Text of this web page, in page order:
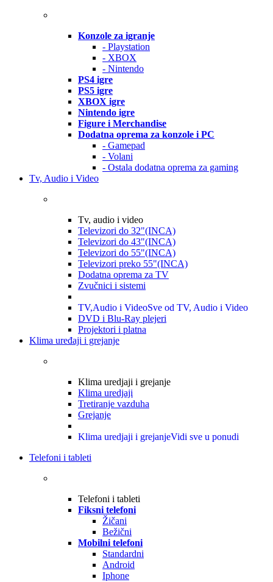
Konzole za igranje
- Playstation
- XBOX
- Nintendo
PS4 igre
PS5 igre
XBOX igre
Nintendo igre
Figure i Merchandise
Dodatna oprema za konzole i PC
- Gamepad
- Volani
- Ostala dodatna oprema za gaming
Tv, Audio i Video
Tv, audio i video
Televizori do 32"(INCA)
Televizori do 43"(INCA)
Televizori do 55"(INCA)
Televizori preko 55"(INCA)
Dodatna oprema za TV
Zvučnici i sistemi
TV,Audio i VideoSve od TV, Audio i Video
DVD i Blu-Ray plejeri
Projektori i platna
Klima uređaji i grejanje
Klima uredjaji i grejanje
Klima uredjaji
Tretiranje vazduha
Grejanje
Klima uredjaji i grejanjeVidi sve u ponudi
Telefoni i tableti
Telefoni i tableti
Fiksni telefoni
Žičani
Bežični
Mobilni telefoni
Standardni
Android
Iphone